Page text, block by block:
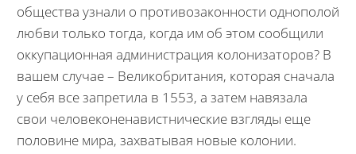
общества узнали о противозаконности однополой
любви только тогда, когда им об этом сообщили
оккупационная администрация колонизаторов? В
вашем случае – Великобритания, которая сначала
у себя все запретила в 1553, а затем навязала
свои человеконенавистнические взгляды еще
половине мира, захватывая новые колонии.